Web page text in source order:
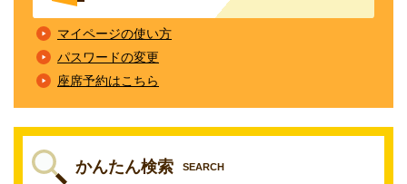
マイページの使い方
パスワードの変更
座席予約はこちら
かんたん検索 SEARCH